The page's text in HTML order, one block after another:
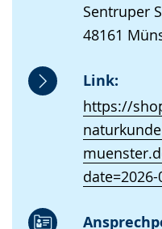
Sentruper
48161
Link:
https://